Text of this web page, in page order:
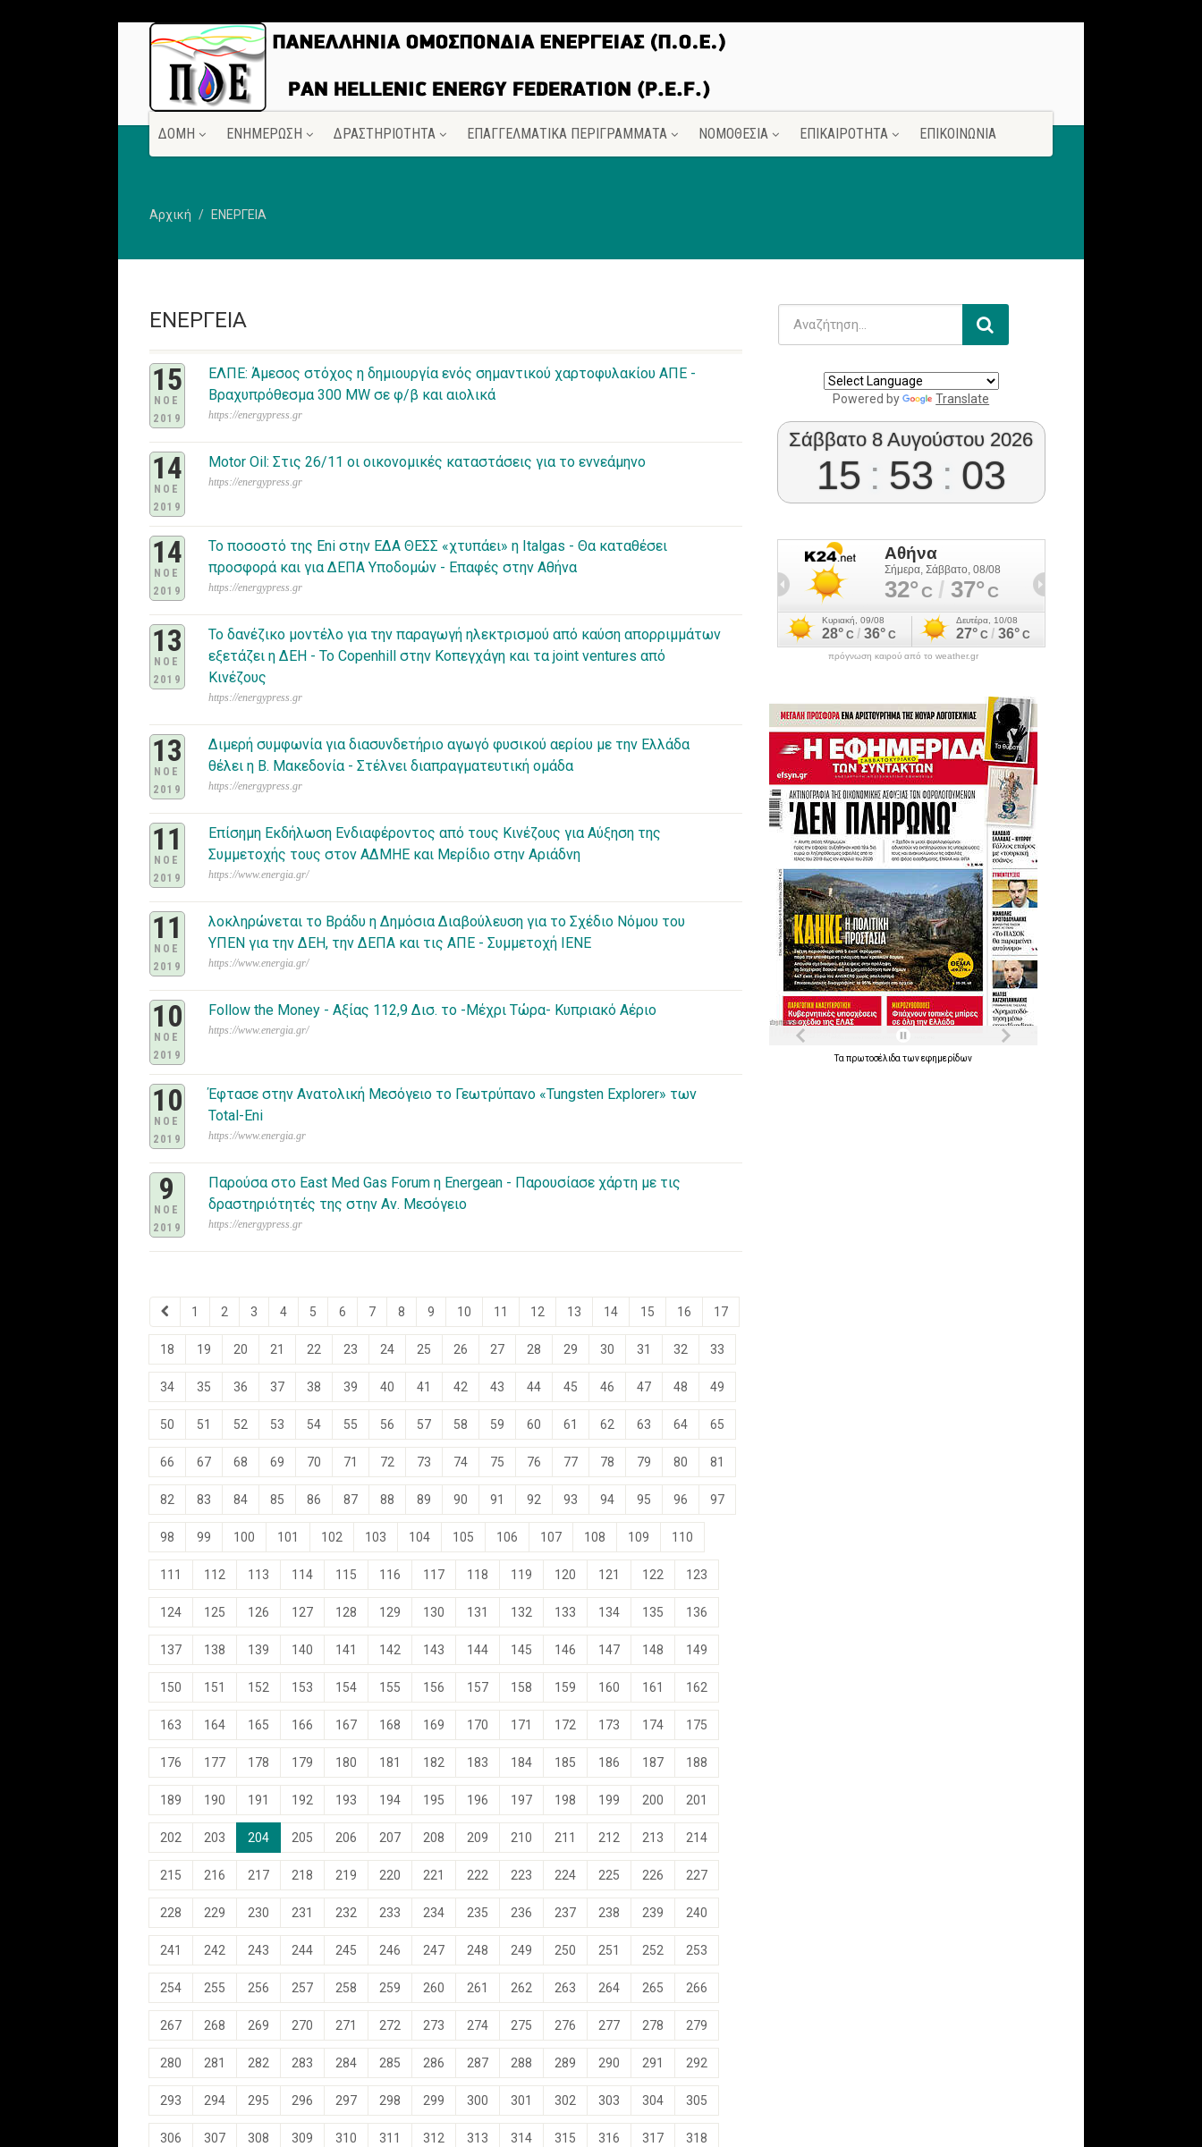
ΔΟΜΗ ΕΝΗΜΕΡΩΣΗ ΔΡΑΣΤΗΡΙΟΤΗΤΑ ΕΠΑΓΓΕΛΜΑΤΙΚΑ ΠΕΡΙΓΡΑΜΜΑΤΑ ΝΟΜΟΘΕΣΙΑ ΕΠΙΚΑΙΡΟΤΗΤΑ ΕΠΙΚΟΙΝΩΝΙΑ
Αρχική ΕΝΕΡΓΕΙΑ
ΕΝΕΡΓΕΙΑ
15
ΝΟΕ
2019
ΕΛΠΕ: Άμεσος στόχος η δημιουργία ενός σημαντικού χαρτοφυλακίου ΑΠΕ -
Βραχυπρόθεσμα 300 MW σε φ/β και αιολικά
https://energypress.gr
14
ΝΟΕ
2019
Motor Oil: Στις 26/11 οι οικονομικές καταστάσεις για το εννεάμηνο
https://energypress.gr
14
ΝΟΕ
2019
Το ποσοστό της Eni στην ΕΔΑ ΘΕΣΣ «χτυπάει» η Italgas - Θα καταθέσει
προσφορά και για ΔΕΠΑ Υποδομών - Επαφές στην Αθήνα
https://energypress.gr
13
ΝΟΕ
2019
Το δανέζικο μοντέλο για την παραγωγή ηλεκτρισμού από καύση απορριμμάτων
εξετάζει η ΔΕΗ - Το Copenhill στην Κοπεγχάγη και τα joint ventures από
Κινέζους
https://energypress.gr
13
ΝΟΕ
2019
Διμερή συμφωνία για διασυνδετήριο αγωγό φυσικού αερίου με την Ελλάδα
θέλει η Β. Μακεδονία - Στέλνει διαπραγματευτική ομάδα
https://energypress.gr
11
ΝΟΕ
2019
Επίσημη Εκδήλωση Ενδιαφέροντος από τους Κινέζους για Αύξηση της
Συμμετοχής τους στον ΑΔΜΗΕ και Μερίδιο στην Αριάδνη
https://www.energia.gr/
11
ΝΟΕ
2019
λοκληρώνεται το Βράδυ η Δημόσια Διαβούλευση για το Σχέδιο Νόμου του
ΥΠΕΝ για την ΔΕΗ, την ΔΕΠΑ και τις ΑΠΕ - Συμμετοχή ΙΕΝΕ
https://www.energia.gr/
10
ΝΟΕ
2019
Follow the Money - Αξίας 112,9 Δισ. το -Μέχρι Τώρα- Κυπριακό Αέριο
https://www.energia.gr/
10
ΝΟΕ
2019
Έφτασε στην Ανατολική Μεσόγειο το Γεωτρύπανο «Tungsten Explorer» των
Total-Eni
https://www.energia.gr
9
ΝΟΕ
2019
Παρούσα στο East Med Gas Forum η Energean - Παρουσίασε χάρτη με τις
δραστηριότητές της στην Αν. Μεσόγειο
https://energypress.gr
1 2 3 4 5 6 7 8 9 10 11 12 13 14 15 16 17
18 19 20 21 22 23 24 25 26 27 28 29 30 31 32 33
34 35 36 37 38 39 40 41 42 43 44 45 46 47 48 49
50 51 52 53 54 55 56 57 58 59 60 61 62 63 64 65
66 67 68 69 70 71 72 73 74 75 76 77 78 79 80 81
82 83 84 85 86 87 88 89 90 91 92 93 94 95 96 97
98 99 100 101 102 103 104 105 106 107 108 109 110
111 112 113 114 115 116 117 118 119 120 121 122 123
124 125 126 127 128 129 130 131 132 133 134 135 136
137 138 139 140 141 142 143 144 145 146 147 148 149
150 151 152 153 154 155 156 157 158 159 160 161 162
163 164 165 166 167 168 169 170 171 172 173 174 175
176 177 178 179 180 181 182 183 184 185 186 187 188
189 190 191 192 193 194 195 196 197 198 199 200 201
202 203 204 205 206 207 208 209 210 211 212 213 214
215 216 217 218 219 220 221 222 223 224 225 226 227
228 229 230 231 232 233 234 235 236 237 238 239 240
241 242 243 244 245 246 247 248 249 250 251 252 253
254 255 256 257 258 259 260 261 262 263 264 265 266
267 268 269 270 271 272 273 274 275 276 277 278 279
280 281 282 283 284 285 286 287 288 289 290 291 292
293 294 295 296 297 298 299 300 301 302 303 304 305
306 307 308 309 310 311 312 313 314 315 316 317 318
Powered by Translate
Σάββατο 8 Αυγούστου 2026
15 : 53 : 04
πρόγνωση καιρού από το weather.gr
Ταπρωτοσέλιδατωνεφημερίδων